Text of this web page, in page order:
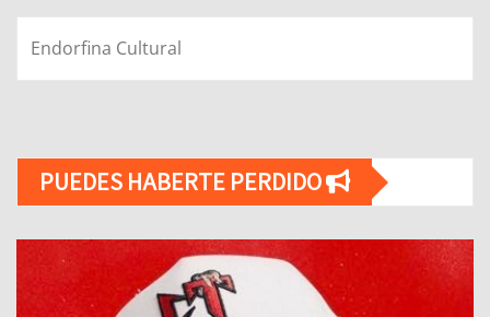
Endorfina Cultural
PUEDES HABERTE PERDIDO